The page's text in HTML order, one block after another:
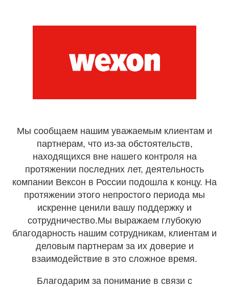
Мы сообщаем нашим уважаемым клиентам и
партнерам, что из-за обстоятельств,
находящихся вне нашего контроля на
протяжении последних лет, деятельность
компании Вексон в России подошла к концу. На
протяжении этого непростого периода мы
искренне ценили вашу поддержку и
сотрудничество.Мы выражаем глубокую
благодарность нашим сотрудникам, клиентам и
деловым партнерам за их доверие и
взаимодействие в это сложное время.
Благодарим за понимание в связи с